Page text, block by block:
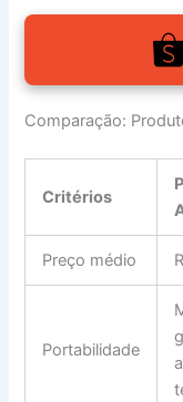
Comparação:
Critérios
Preço médio
Portabilidade